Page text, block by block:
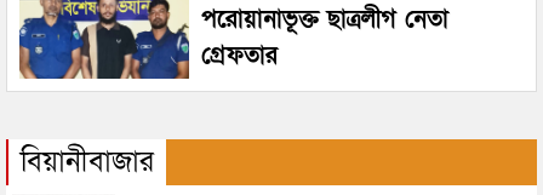
পরোয়ানাভূক্ত ছাত্রলীগ নেতা
গ্রেফতার
বিয়ানীবাজার